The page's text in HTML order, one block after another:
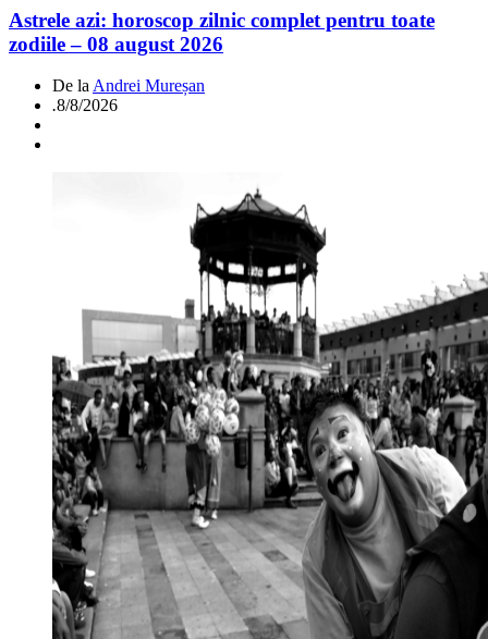
Astrele azi: horoscop zilnic complet pentru toate
zodiile – 08 august 2026
De la Andrei Mureșan
.8/8/2026